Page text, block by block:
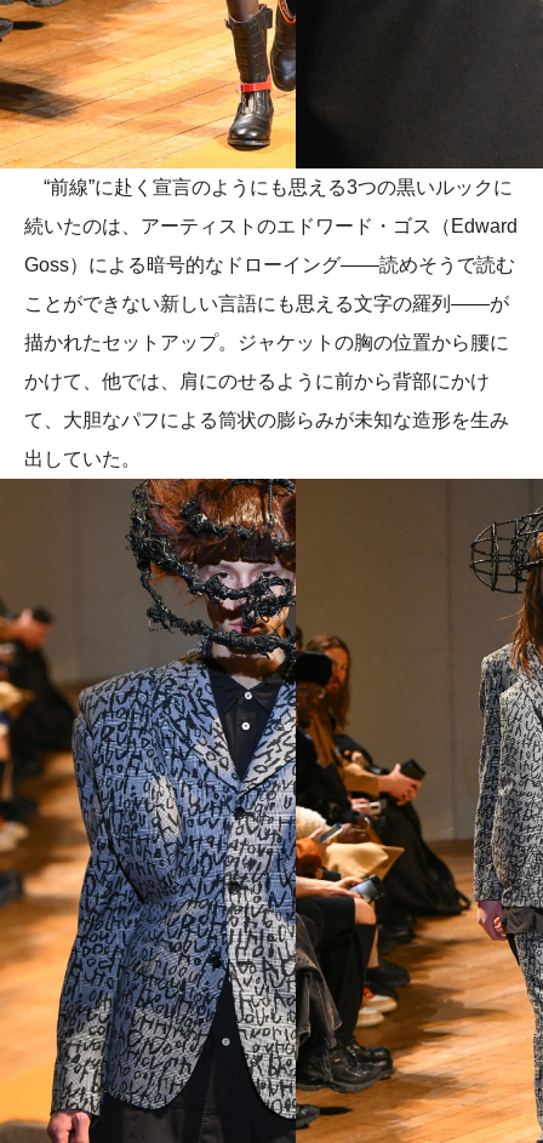
“前線”に赴く宣言のようにも思える3つの黒いルックに
続いたのは、アーティストのエドワード・ゴス（Edward
Goss）による暗号的なドローイング——読めそうで読む
ことができない新しい言語にも思える文字の羅列——が
描かれたセットアップ。ジャケットの胸の位置から腰に
かけて、他では、肩にのせるように前から背部にかけ
て、大胆なパフによる筒状の膨らみが未知な造形を生み
出していた。